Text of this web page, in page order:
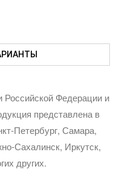
Федерации и
представлена в
Петербург, Самара,
Сахалинск, Иркутск,
других.